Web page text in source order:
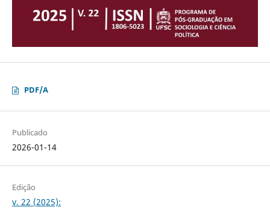
PDF/A
Publicado
2026-01-14
Edição
v. 22 (2025):